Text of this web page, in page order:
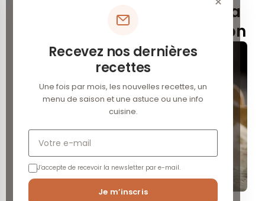
Recevez nos dernières
recettes
Une fois par mois, les nouvelles recettes, un
menu de saison et une astuce ou une info
cuisine.
Votre e-mail
J’accepte de recevoir la newsletter par e-mail.
Je m’inscris
Recette Traditionnelle de la
Pâte à Pizza Italienne Maison